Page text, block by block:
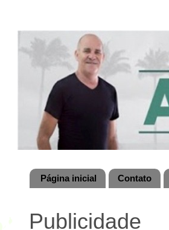
Página inicial Contato
Publicidade